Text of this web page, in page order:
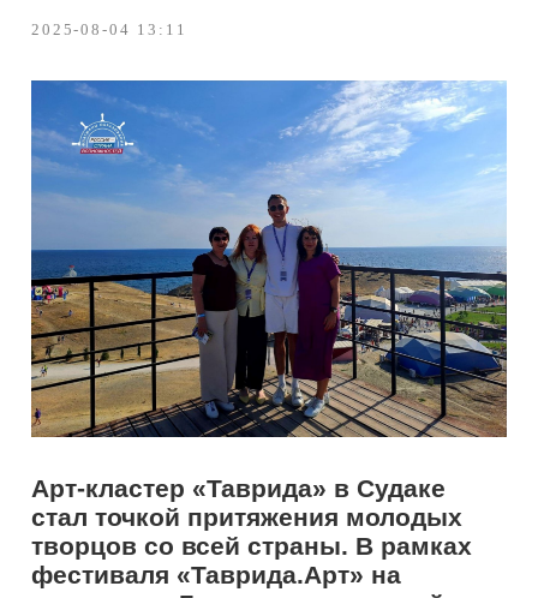
Арт-кластер «Таврида» в Судаке
стал точкой притяжения молодых
творцов со всей страны. В рамках
фестиваля «Таврида.Арт» на
площадке «Город возможностей»
эксперты и команда проекта
«Флагманы образования»
президентской платформы «Россия
лекции и мастер-классы о
лидерстве, культурной
идентичности, личном бренде,
исторической памяти и силе
искусства.